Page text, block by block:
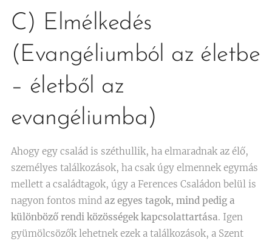
C) Elmélkedés
(Evangéliumból az életbe
– életből az
evangéliumba)
Ahogy egy család is széthullik, ha elmaradnak az élő,
személyes találkozások, ha csak úgy elmennek egymás
mellett a családtagok, úgy a Ferences Családon belül is
nagyon fontos mind az egyes tagok, mind pedig a
különböző rendi közösségek kapcsolattartása. Igen
gyümölcsözők lehetnek ezek a találkozások, a Szent